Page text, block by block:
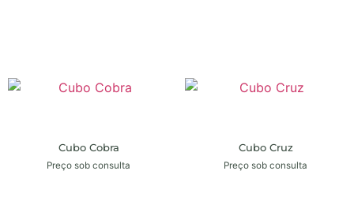
Cubo Cobra
Preço sob consulta
Cubo Cruz
Preço sob consulta